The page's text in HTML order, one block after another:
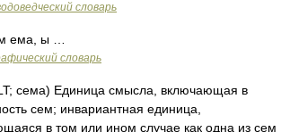
словарь
ема, ы …
словарь
сема) Единица смысла, включающая в
сем; инвариантная единица,
в том или ином случае как одна из сем